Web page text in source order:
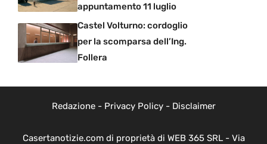
appuntamento 11 luglio
Castel Volturno: cordoglio
per la scomparsa dell’Ing.
Follera
Redazione- Privacy Policy- Disclaimer
Casertanotizie.com di proprietà di WEB 365 SRL - Via